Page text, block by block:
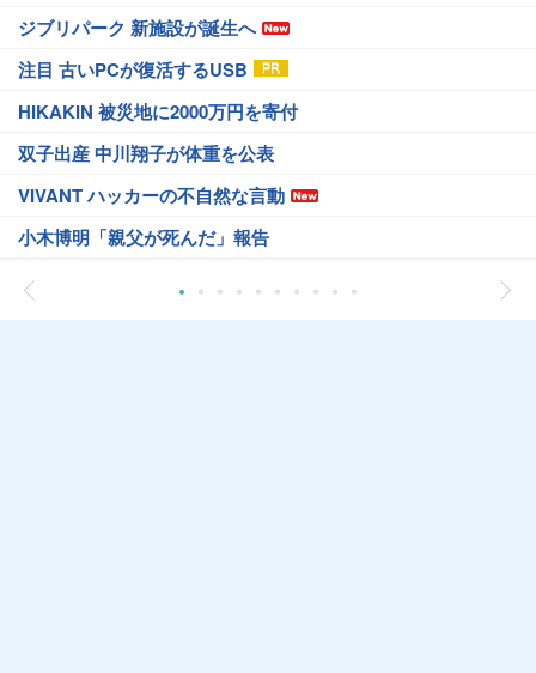
ジブリパーク 新施設が誕生へ
注目 古いPCが復活するUSB
HIKAKIN 被災地に2000万円を寄付
双子出産 中川翔子が体重を公表
VIVANT ハッカーの不自然な言動
小木博明「親父が死んだ」報告